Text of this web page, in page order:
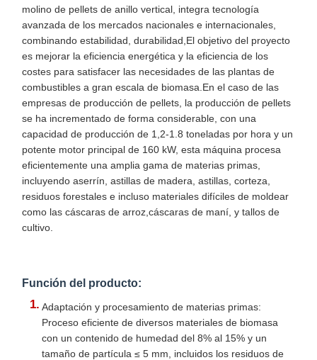
molino de pellets de anillo vertical, integra tecnología
avanzada de los mercados nacionales e internacionales,
combinando estabilidad, durabilidad,El objetivo del proyecto
es mejorar la eficiencia energética y la eficiencia de los
costes para satisfacer las necesidades de las plantas de
combustibles a gran escala de biomasa.En el caso de las
empresas de producción de pellets, la producción de pellets
se ha incrementado de forma considerable, con una
capacidad de producción de 1,2-1.8 toneladas por hora y un
potente motor principal de 160 kW, esta máquina procesa
eficientemente una amplia gama de materias primas,
incluyendo aserrín, astillas de madera, astillas, corteza,
residuos forestales e incluso materiales difíciles de moldear
como las cáscaras de arroz,cáscaras de maní, y tallos de
cultivo.
Función del producto:
Adaptación y procesamiento de materias primas:
Proceso eficiente de diversos materiales de biomasa
con un contenido de humedad del 8% al 15% y un
tamaño de partícula ≤ 5 mm, incluidos los residuos de